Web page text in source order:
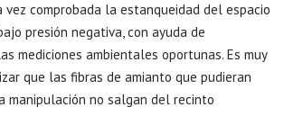
vez comprobada la estanqueidad del espacio
presión negativa, con ayuda de
mediciones ambientales oportunas. Es muy
que las fibras de amianto que pudieran
manipulación no salgan del recinto